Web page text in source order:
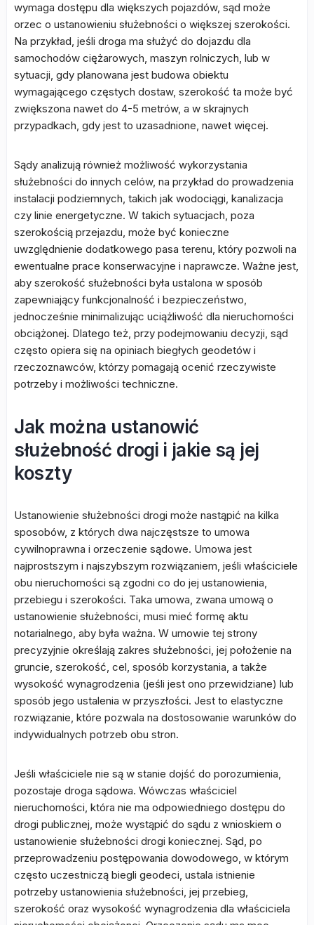
wymaga dostępu dla większych pojazdów, sąd może
orzec o ustanowieniu służebności o większej szerokości.
Na przykład, jeśli droga ma służyć do dojazdu dla
samochodów ciężarowych, maszyn rolniczych, lub w
sytuacji, gdy planowana jest budowa obiektu
wymagającego częstych dostaw, szerokość ta może być
zwiększona nawet do 4-5 metrów, a w skrajnych
przypadkach, gdy jest to uzasadnione, nawet więcej.
Sądy analizują również możliwość wykorzystania
służebności do innych celów, na przykład do prowadzenia
instalacji podziemnych, takich jak wodociągi, kanalizacja
czy linie energetyczne. W takich sytuacjach, poza
szerokością przejazdu, może być konieczne
uwzględnienie dodatkowego pasa terenu, który pozwoli na
ewentualne prace konserwacyjne i naprawcze. Ważne jest,
aby szerokość służebności była ustalona w sposób
zapewniający funkcjonalność i bezpieczeństwo,
jednocześnie minimalizując uciążliwość dla nieruchomości
obciążonej. Dlatego też, przy podejmowaniu decyzji, sąd
często opiera się na opiniach biegłych geodetów i
rzeczoznawców, którzy pomagają ocenić rzeczywiste
potrzeby i możliwości techniczne.
Jak można ustanowić
służebność drogi i jakie są jej
koszty
Ustanowienie służebności drogi może nastąpić na kilka
sposobów, z których dwa najczęstsze to umowa
cywilnoprawna i orzeczenie sądowe. Umowa jest
najprostszym i najszybszym rozwiązaniem, jeśli właściciele
obu nieruchomości są zgodni co do jej ustanowienia,
przebiegu i szerokości. Taka umowa, zwana umową o
ustanowienie służebności, musi mieć formę aktu
notarialnego, aby była ważna. W umowie tej strony
precyzyjnie określają zakres służebności, jej położenie na
gruncie, szerokość, cel, sposób korzystania, a także
wysokość wynagrodzenia (jeśli jest ono przewidziane) lub
sposób jego ustalenia w przyszłości. Jest to elastyczne
rozwiązanie, które pozwala na dostosowanie warunków do
indywidualnych potrzeb obu stron.
Jeśli właściciele nie są w stanie dojść do porozumienia,
pozostaje droga sądowa. Wówczas właściciel
nieruchomości, która nie ma odpowiedniego dostępu do
drogi publicznej, może wystąpić do sądu z wnioskiem o
ustanowienie służebności drogi koniecznej. Sąd, po
przeprowadzeniu postępowania dowodowego, w którym
często uczestniczą biegli geodeci, ustala istnienie
potrzeby ustanowienia służebności, jej przebieg,
szerokość oraz wysokość wynagrodzenia dla właściciela